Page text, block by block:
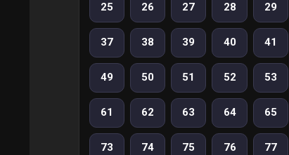
25 26 27 28 29
37 38 39 40 41
49 50 51 52 53
61 62 63 64 65
73 74 75 76 77